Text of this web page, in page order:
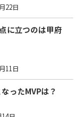
22日
に立つのは甲府
11日
ったMVPは？